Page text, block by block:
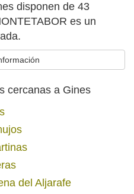
disponen de 43
es un
cercanas a Gines
del Aljarafe